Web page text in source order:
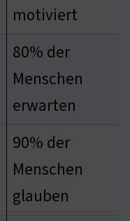
motiviert
80% der
Menschen
erwarten
90% der
Menschen
glauben